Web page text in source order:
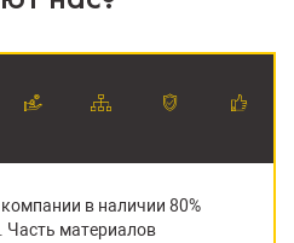
в наличии 80%
Часть материалов